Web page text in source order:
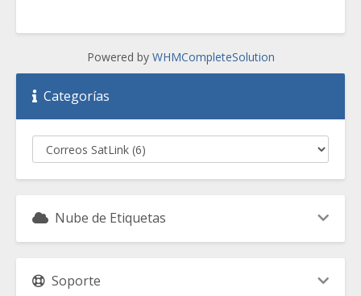
Powered by WHMCompleteSolution
Categorías
Nube de Etiquetas
Soporte